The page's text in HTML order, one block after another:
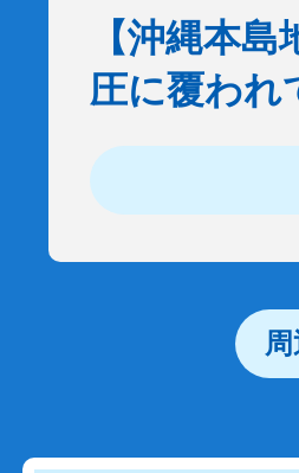
【沖縄本
圧に覆わ